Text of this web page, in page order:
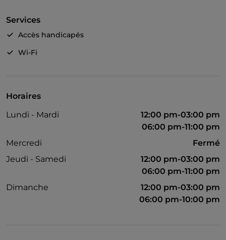
Services
Accès handicapés
Wi-Fi
Horaires
Lundi - Mardi
12:00 pm-03:00 pm
06:00 pm-11:00 pm
Mercredi
Fermé
Jeudi - Samedi
12:00 pm-03:00 pm
06:00 pm-11:00 pm
Dimanche
12:00 pm-03:00 pm
06:00 pm-10:00 pm